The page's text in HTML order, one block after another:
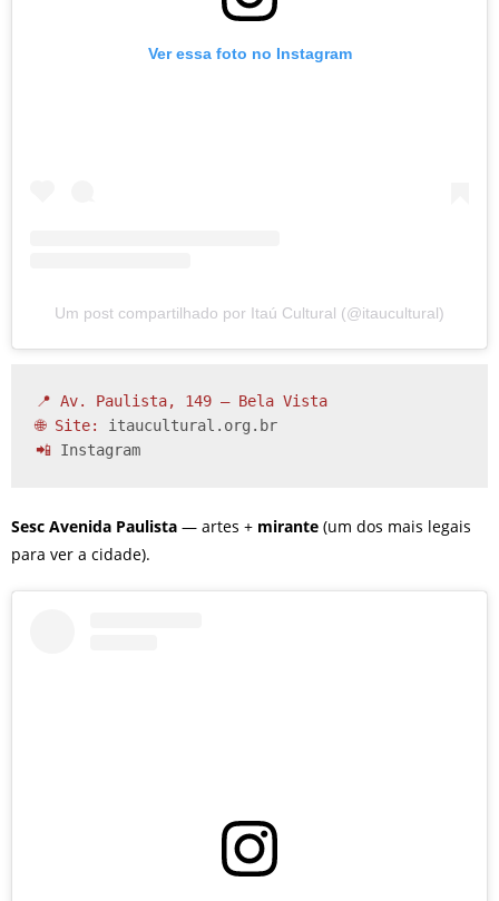
Ver essa foto no Instagram
Um post compartilhado por Itaú Cultural (@itaucultural)
📍 Av. Paulista, 149 – Bela Vista
🌐 Site: itaucultural.org.br
📲 Instagram
Sesc Avenida Paulista — artes + mirante (um dos mais legais
para ver a cidade).